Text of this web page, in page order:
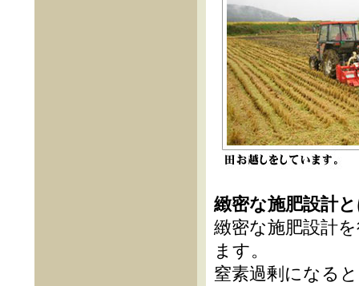
緻密な施肥設計
緻密な施肥設計
ます。
窒素過剰になる